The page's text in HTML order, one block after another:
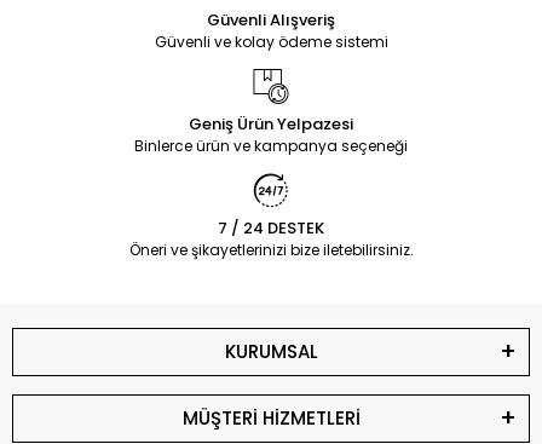
Güvenli Alışveriş
Güvenli ve kolay ödeme sistemi
Geniş Ürün Yelpazesi
Binlerce ürün ve kampanya seçeneği
7 / 24 DESTEK
Öneri ve şikayetlerinizi bize iletebilirsiniz.
KURUMSAL
MÜŞTERİ HİZMETLERİ